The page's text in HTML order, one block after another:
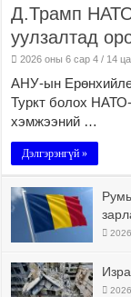
Д.Трамп
уулзалтад
2026 оны 6 сар 4 / 14
АНУ-ын
Туркт болох
хэмжээний …
Дэлгэрэнгүй »